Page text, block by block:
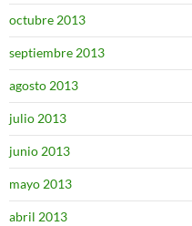
octubre 2013
septiembre 2013
agosto 2013
julio 2013
junio 2013
mayo 2013
abril 2013